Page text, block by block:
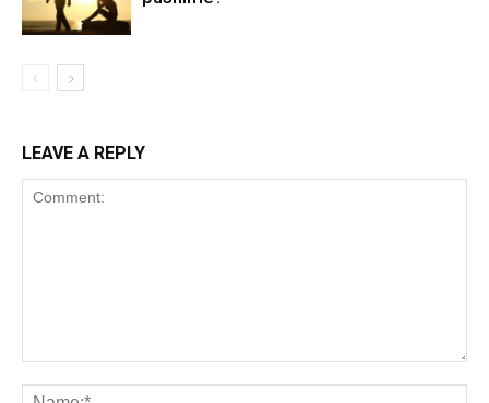
LEAVE A REPLY